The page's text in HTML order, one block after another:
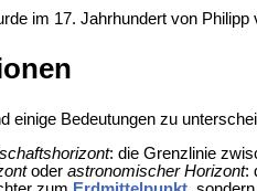
im 17. Jahrhundert von
einige Bedeutungen zu
: die Grenzlinie
oder astronomischer Horizont: